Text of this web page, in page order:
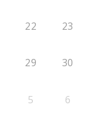
22 23
29 30
5 6